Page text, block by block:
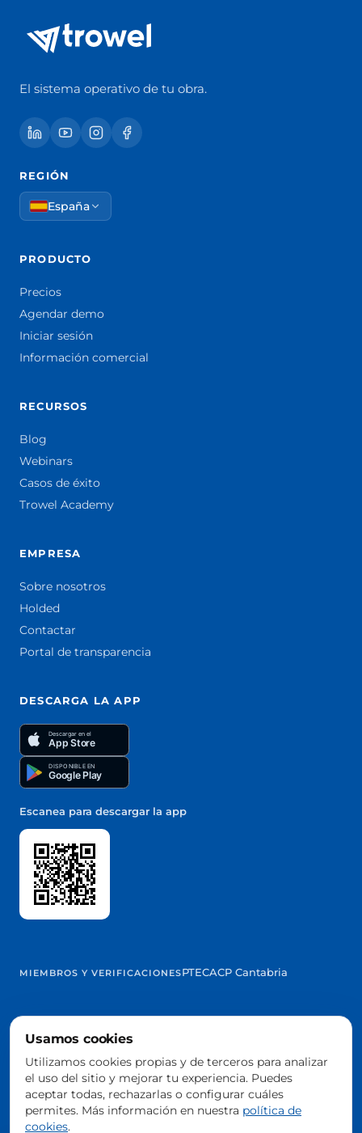
El sistema operativo de tu obra.
REGIÓN
España
PRODUCTO
Precios
Agendar demo
Iniciar sesión
Información comercial
RECURSOS
Blog
Webinars
Casos de éxito
Trowel Academy
EMPRESA
Sobre nosotros
Holded
Contactar
Portal de transparencia
DESCARGA LA APP
Descargar en el
App Store
DISPONIBLE EN
Google Play
Escanea para descargar la app
MIEMBROS Y VERIFICACIONESPTECACP Cantabria
@2026 Trowelapp
Aviso legalTérminos y condicionesPrivacidadCookies
Configurar cookies
Hecho con ❤️ desde Cantabria, España
Usamos cookies
Utilizamos cookies propias y de terceros para analizar
el uso del sitio y mejorar tu experiencia. Puedes
aceptar todas, rechazarlas o configurar cuáles
permites. Más información en nuestra política de
cookies.